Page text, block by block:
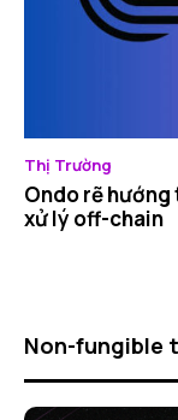
Thị Trường
Ondo rẽ hướng
xử lý off-chain
Non-fungible